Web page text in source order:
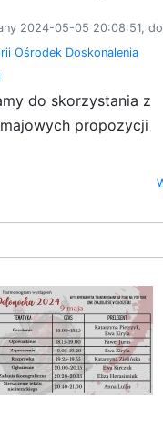
2024-05-05 20:08:51,
Ośrodek Doskonalenia
do skorzystania z
propozycji